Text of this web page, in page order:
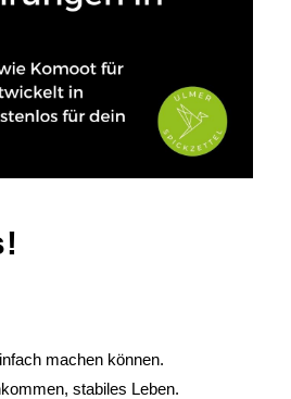
machen können.
stabiles Leben.